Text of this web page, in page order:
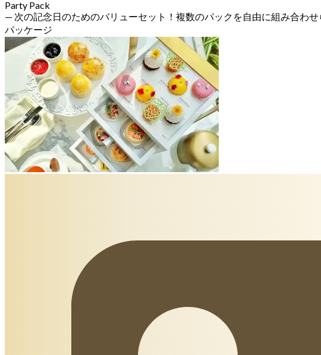
Party Pack
— 次の記念日のためのバリューセット！複数のパックを自由に組み合わせ
パッケージ